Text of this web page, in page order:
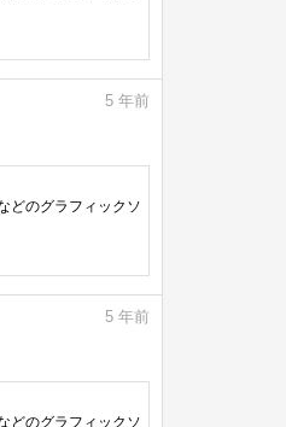
5 年前
どのグラフィックソ
5 年前
どのグラフィックソ